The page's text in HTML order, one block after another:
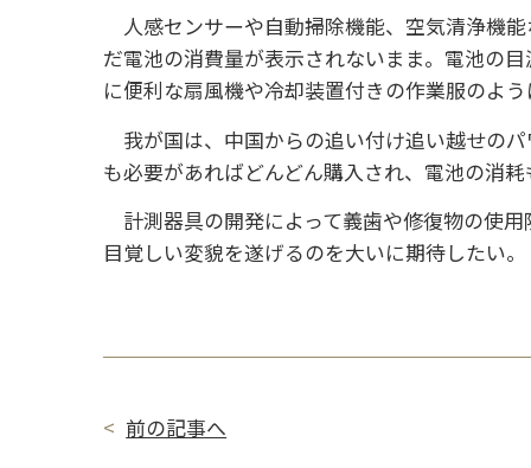
人感センサーや自動掃除機能、空気清浄機
だ電池の消費量が表示されないまま。電池の
に便利な扇風機や冷却装置付きの作業服のよ
我が国は、中国からの追い付け追い越せの
も必要があればどんどん購入され、電池の消
計測器具の開発によって義歯や修復物の使
目覚しい変貌を遂げるのを大いに期待したい。
前の記事へ